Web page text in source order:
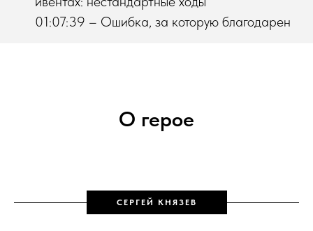
01:07:39 – Ошибка, за которую благодарен
О герое
СЕРГЕЙ КНЯЗЕВ